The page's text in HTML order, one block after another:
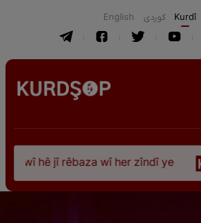
English كوردی Kurdî
wî hê jî rêbaza wî her zîndî ye